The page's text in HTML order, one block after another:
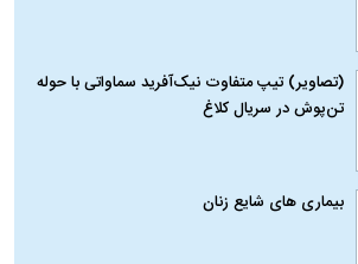
(تصاویر) تیپ متفاوت نیک‌آفرید سماواتی با حوله
تن‌پوش در سریال کلاغ
بیماری‌ های شایع زنان